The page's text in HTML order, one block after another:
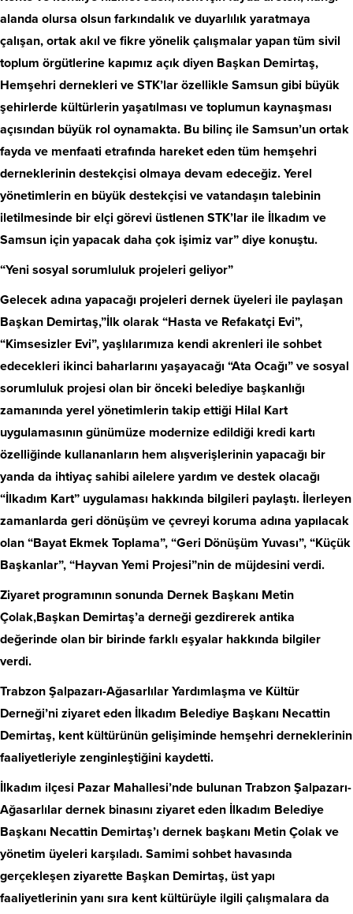
alanda olursa olsun farkındalık ve duyarlılık yaratmaya
çalışan, ortak akıl ve fikre yönelik çalışmalar yapan tüm sivil
toplum örgütlerine kapımız açık diyen Başkan Demirtaş,
Hemşehri dernekleri ve STK’lar özellikle Samsun gibi büyük
şehirlerde kültürlerin yaşatılması ve toplumun kaynaşması
açısından büyük rol oynamakta. Bu bilinç ile Samsun’un ortak
fayda ve menfaati etrafında hareket eden tüm hemşehri
derneklerinin destekçisi olmaya devam edeceğiz. Yerel
yönetimlerin en büyük destekçisi ve vatandaşın talebinin
iletilmesinde bir elçi görevi üstlenen STK’lar ile İlkadım ve
Samsun için yapacak daha çok işimiz var” diye konuştu.
“Yeni sosyal sorumluluk projeleri geliyor”
Gelecek adına yapacağı projeleri dernek üyeleri ile paylaşan
Başkan Demirtaş,”İlk olarak “Hasta ve Refakatçi Evi”,
“Kimsesizler Evi”, yaşlılarımıza kendi akrenleri ile sohbet
edecekleri ikinci baharlarını yaşayacağı “Ata Ocağı” ve sosyal
sorumluluk projesi olan bir önceki belediye başkanlığı
zamanında yerel yönetimlerin takip ettiği Hilal Kart
uygulamasının günümüze modernize edildiği kredi kartı
özelliğinde kullananların hem alışverişlerinin yapacağı bir
yanda da ihtiyaç sahibi ailelere yardım ve destek olacağı
“İlkadım Kart” uygulaması hakkında bilgileri paylaştı. İlerleyen
zamanlarda geri dönüşüm ve çevreyi koruma adına yapılacak
olan “Bayat Ekmek Toplama”, “Geri Dönüşüm Yuvası”, “Küçük
Başkanlar”, “Hayvan Yemi Projesi”nin de müjdesini verdi.
Ziyaret programının sonunda Dernek Başkanı Metin
Çolak,Başkan Demirtaş’a derneği gezdirerek antika
değerinde olan bir birinde farklı eşyalar hakkında bilgiler
verdi.
Trabzon Şalpazarı-Ağasarlılar Yardımlaşma ve Kültür
Derneği’ni ziyaret eden İlkadım Belediye Başkanı Necattin
Demirtaş, kent kültürünün gelişiminde hemşehri derneklerinin
faaliyetleriyle zenginleştiğini kaydetti.
İlkadım ilçesi Pazar Mahallesi’nde bulunan Trabzon Şalpazarı-
Ağasarlılar dernek binasını ziyaret eden İlkadım Belediye
Başkanı Necattin Demirtaş’ı dernek başkanı Metin Çolak ve
yönetim üyeleri karşıladı. Samimi sohbet havasında
gerçekleşen ziyarette Başkan Demirtaş, üst yapı
faaliyetlerinin yanı sıra kent kültürüyle ilgili çalışmalara da